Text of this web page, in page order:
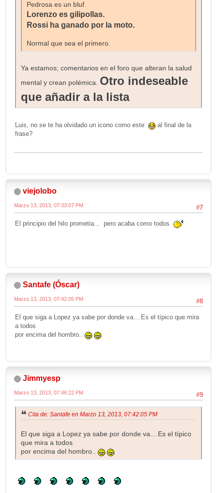
Pedrosa es un bluf.
Lorenzo es gilipollas.
Rossi ha ganado por la moto.
Normal que sea el primero.
Ya estamos; comentarios en el foro que alteran la salud
mental y crean polémica. Otro indeseable
que añadir a la lista
Luis, no se te ha olvidado un icono como este
al final de la
frase?
viejolobo
#7
Marzo 13, 2013, 07:33:07 PM
El principio del hilo prometia... pero acaba como todos
Santafe (Óscar)
#8
Marzo 13, 2013, 07:42:05 PM
El que siga a Lopez ya sabe por donde va....Es el típico que mira
a todos
por encima del hombro..
Jimmyesp
#9
Marzo 13, 2013, 07:46:22 PM
Cita de: Santafe en Marzo 13, 2013, 07:42:05 PM
El que siga a Lopez ya sabe por donde va....Es el típico
que mira a todos
por encima del hombro..